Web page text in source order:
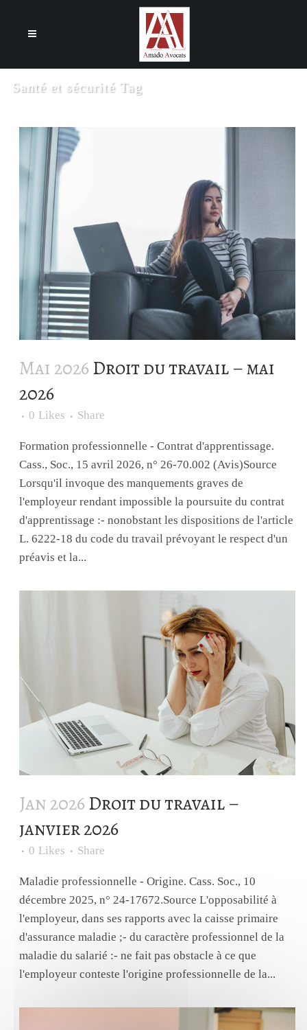
Santé et sécurité Tag
Mai 2026Droit du travail – mai
2026
0 Likes Share
Formation professionnelle - Contrat d'apprentissage.
Cass., Soc., 15 avril 2026, n° 26-70.002 (Avis)Source
Lorsqu'il invoque des manquements graves de
l'employeur rendant impossible la poursuite du contrat
d'apprentissage :- nonobstant les dispositions de l'article
L. 6222-18 du code du travail prévoyant le respect d'un
préavis et la...
Jan 2026Droit du travail –
janvier 2026
0 Likes Share
Maladie professionnelle - Origine. Cass. Soc., 10
décembre 2025, n° 24-17672.Source L'opposabilité à
l'employeur, dans ses rapports avec la caisse primaire
d'assurance maladie ;- du caractère professionnel de la
maladie du salarié :- ne fait pas obstacle à ce que
l'employeur conteste l'origine professionnelle de la...